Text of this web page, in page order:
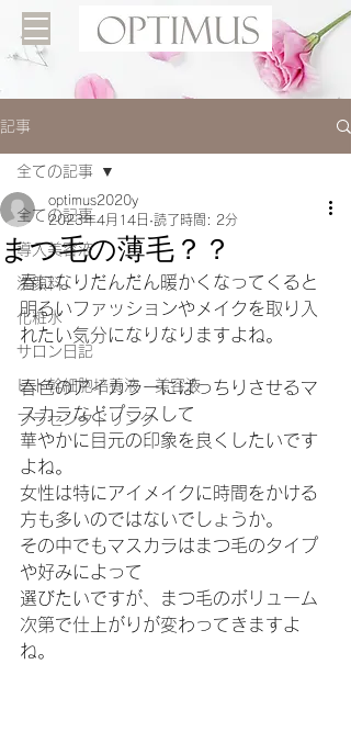
記事
全ての記事
導入美容液
洗顔料
化粧水
サロン日記
ヒト幹細胞培養液 美容液
プラセンタドリンク
全ての記事
まつ毛の薄毛？？
optimus2020y
2023年4月14日 読了時間: 2分
春になりだんだん暖かくなってくると
明るいファッションやメイクを取り入
れたい気分になりなりますよね。
春色のアイカラーにぱっちりさせるマ
スカラなどプラスして
華やかに目元の印象を良くしたいです
よね。
女性は特にアイメイクに時間をかける
方も多いのではないでしょうか。
その中でもマスカラはまつ毛のタイプ
や好みによって
選びたいですが、まつ毛のボリューム
次第で仕上がりが変わってきますよ
ね。